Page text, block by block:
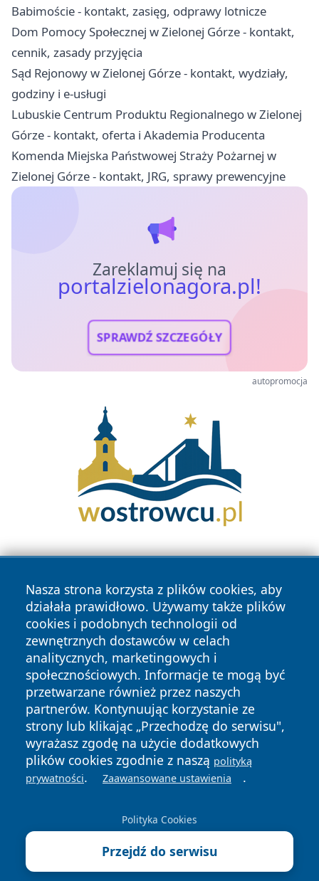
Babimoście - kontakt, zasięg, odprawy lotnicze
Dom Pomocy Społecznej w Zielonej Górze - kontakt,
cennik, zasady przyjęcia
Sąd Rejonowy w Zielonej Górze - kontakt, wydziały,
godziny i e-usługi
Lubuskie Centrum Produktu Regionalnego w Zielonej
Górze - kontakt, oferta i Akademia Producenta
Komenda Miejska Państwowej Straży Pożarnej w
Zielonej Górze - kontakt, JRG, sprawy prewencyjne
Zareklamuj się na
portalzielonagora.pl!
SPRAWDŹ SZCZEGÓŁY
autopromocja
Nasza strona korzysta z plików cookies, aby
działała prawidłowo. Używamy także plików
cookies i podobnych technologii od
zewnętrznych dostawców w celach
analitycznych, marketingowych i
społecznościowych. Informacje te mogą być
przetwarzane również przez naszych
partnerów. Kontynuując korzystanie ze
strony lub klikając „Przechodzę do serwisu",
wyrażasz zgodę na użycie dodatkowych
plików cookies zgodnie z naszą polityką
prywatności. Zaawansowane ustawienia .
Polityka Cookies
Przejdź do serwisu
Copyright © 2026 portalzielonagora.pl Wszystkie prawa
zastrzeżone.
News Autorzy
Polityka
Prywatności
Polityka
Cookies